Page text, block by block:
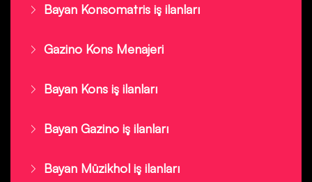
Bayan Konsomatris iş ilanları
Gazino Kons Menajeri
Bayan Kons iş ilanları
Bayan Gazino iş ilanları
Bayan Müzikhol iş ilanları